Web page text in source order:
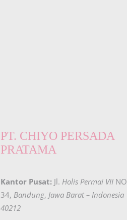
PT. CHIYO PERSADA
PRATAMA
Kantor Pusat: Jl. Holis Permai VII NO
34, Bandung, Jawa Barat – Indonesia
40212